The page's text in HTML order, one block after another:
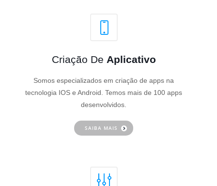
Criação De Aplicativo
Somos especializados em criação de apps na
tecnologia IOS e Android. Temos mais de 100 apps
desenvolvidos.
SAIBA MAIS